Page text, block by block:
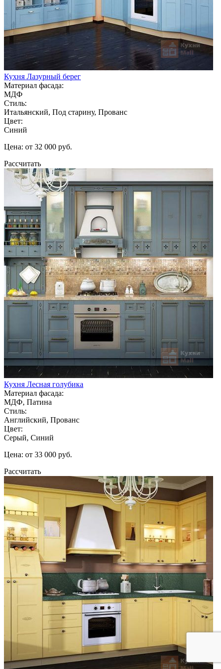
Кухня Лазурный берег
Материал фасада:
МДФ
Стиль:
Итальянский, Под старину, Прованс
Цвет:
Синий
Цена: от 32 000 руб.
Рассчитать
Кухня Лесная голубика
Материал фасада:
МДФ, Патина
Стиль:
Английский, Прованс
Цвет:
Серый, Синий
Цена: от 33 000 руб.
Рассчитать